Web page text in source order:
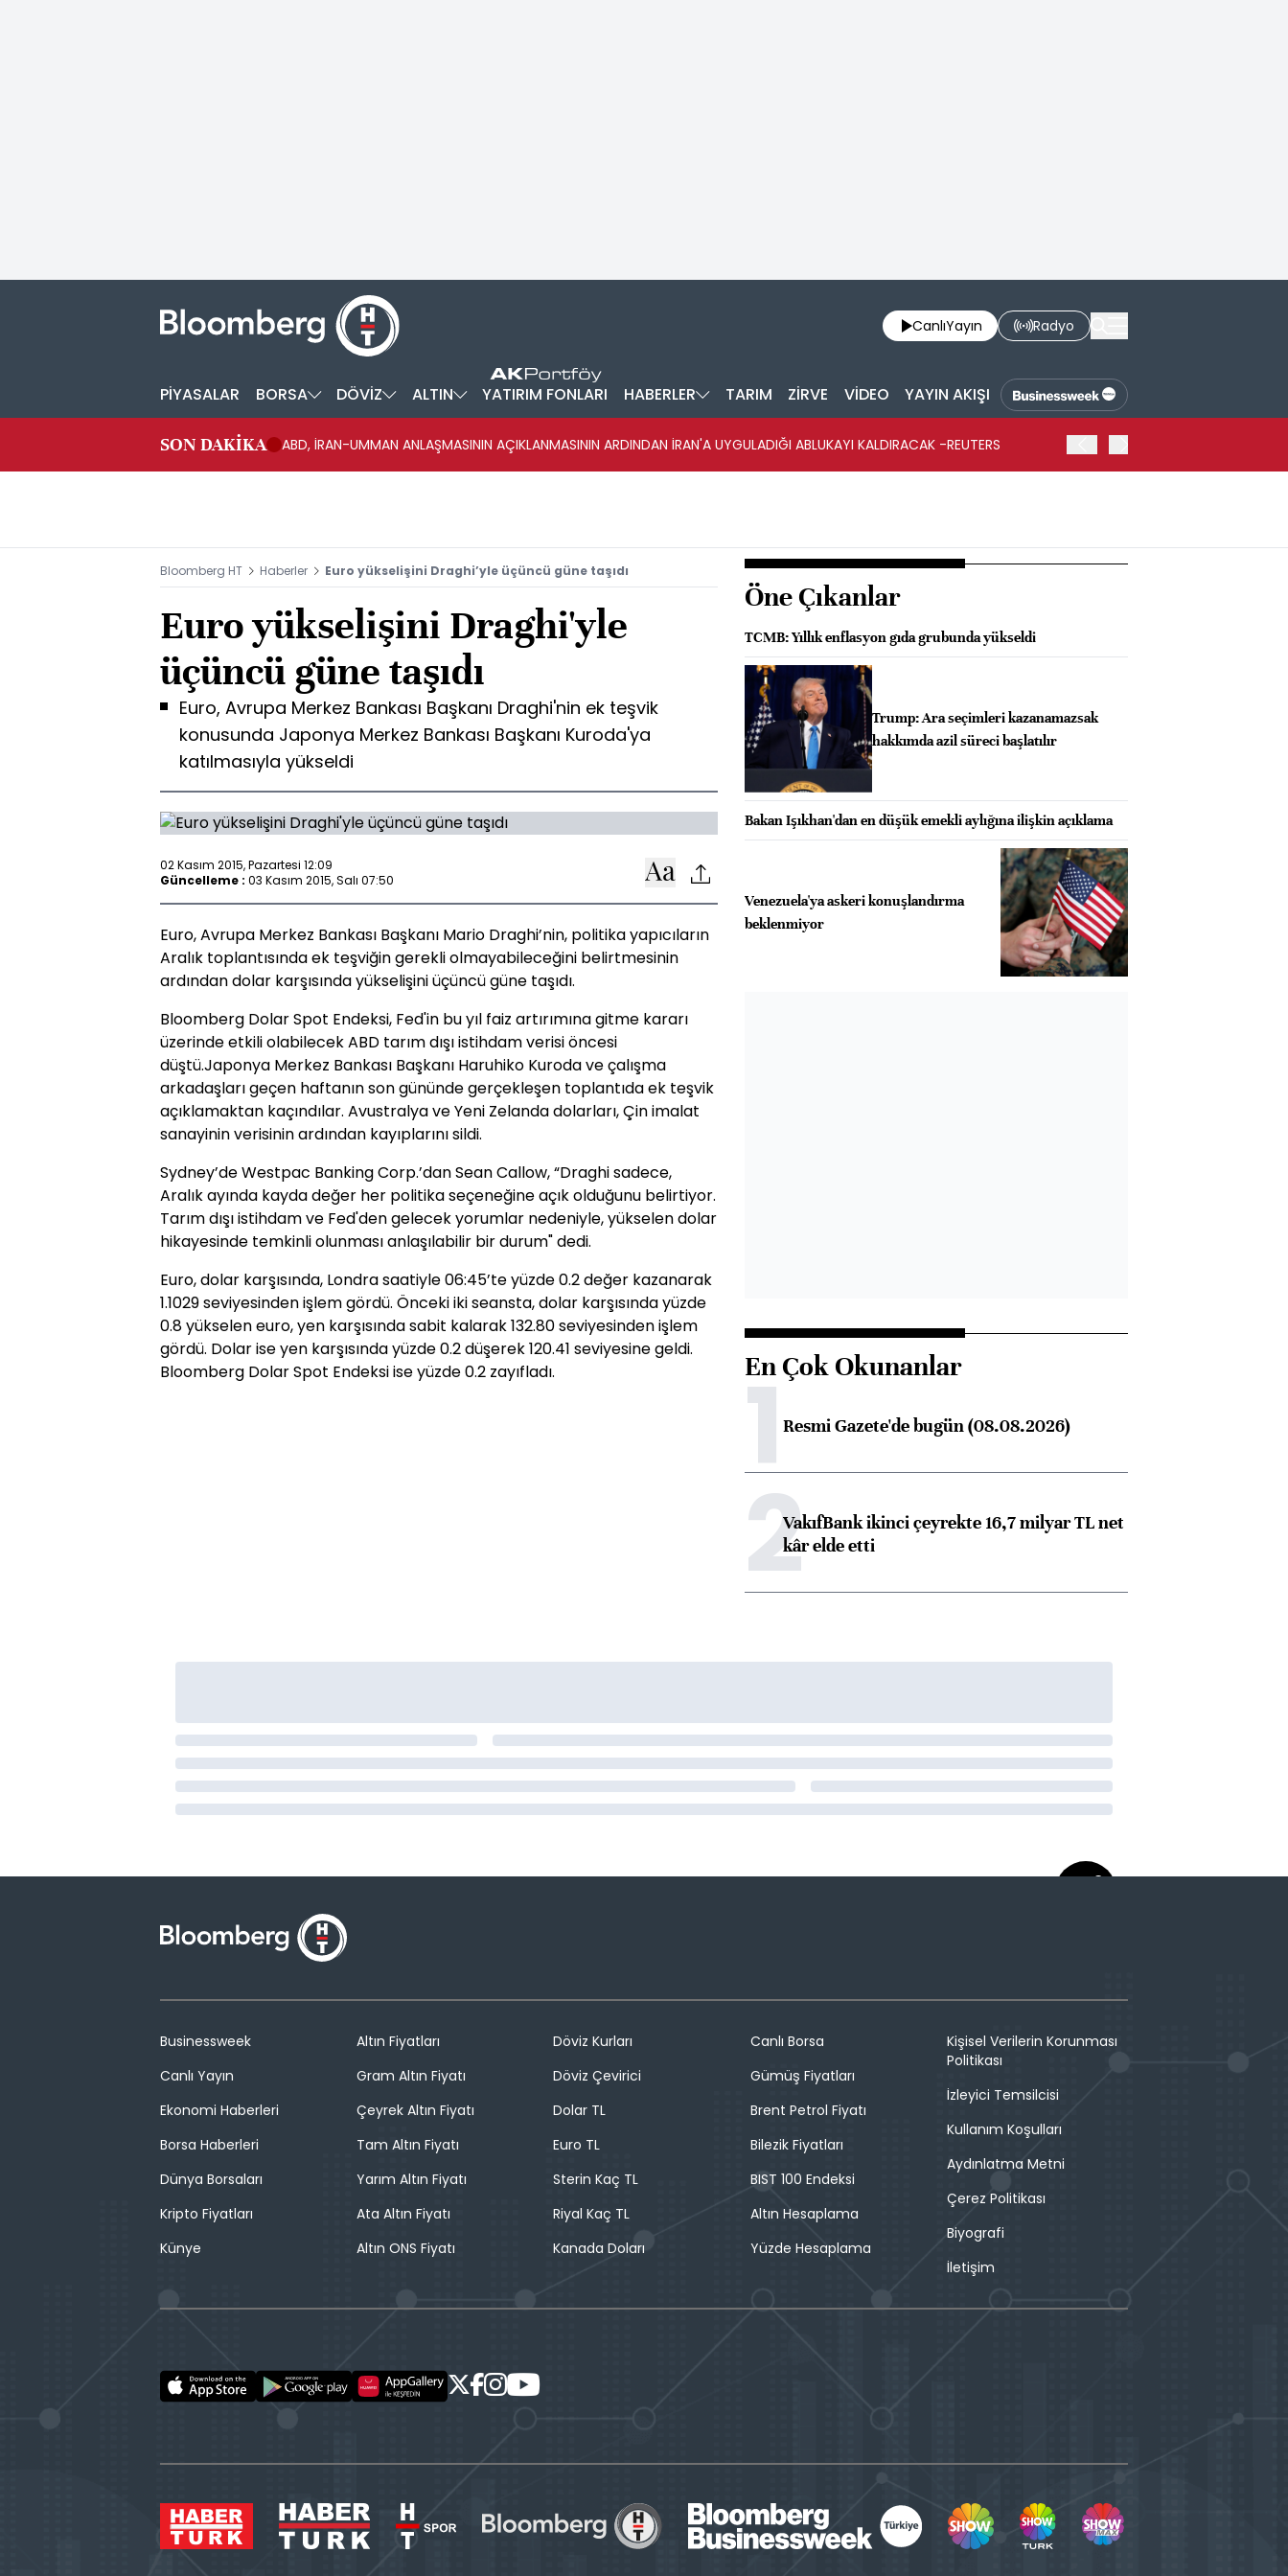
CanlıYayın Radyo
PİYASALAR BORSA DÖVİZ ALTIN YATIRIM FONLARI HABERLER TARIM ZİRVE VİDEO YAYIN AKIŞI
SON DAKİKA ABD, İRAN-UMMAN ANLAŞMASININ AÇIKLANMASININ ARDINDAN İRAN'A UYGULADIĞI ABLUKAYI KALDIRACAK -REUTERS
Bloomberg HT Haberler Euro yükselişini Draghi’yle üçüncü güne taşıdı
Euro yükselişini Draghi'yle
üçüncü güne taşıdı
Euro, Avrupa Merkez Bankası Başkanı Draghi'nin ek teşvik
konusunda Japonya Merkez Bankası Başkanı Kuroda'ya
katılmasıyla yükseldi
02 Kasım 2015, Pazartesi 12:09
Güncelleme : 03 Kasım 2015, Salı 07:50
Euro, Avrupa Merkez Bankası Başkanı Mario Draghi’nin, politika yapıcıların
Aralık toplantısında ek teşviğin gerekli olmayabileceğini belirtmesinin
ardından dolar karşısında yükselişini üçüncü güne taşıdı.
Bloomberg Dolar Spot Endeksi, Fed'in bu yıl faiz artırımına gitme kararı
üzerinde etkili olabilecek ABD tarım dışı istihdam verisi öncesi
düştü.Japonya Merkez Bankası Başkanı Haruhiko Kuroda ve çalışma
arkadaşları geçen haftanın son gününde gerçekleşen toplantıda ek teşvik
açıklamaktan kaçındılar. Avustralya ve Yeni Zelanda dolarları, Çin imalat
sanayinin verisinin ardından kayıplarını sildi.
Sydney’de Westpac Banking Corp.’dan Sean Callow, “Draghi sadece,
Aralık ayında kayda değer her politika seçeneğine açık olduğunu belirtiyor.
Tarım dışı istihdam ve Fed'den gelecek yorumlar nedeniyle, yükselen dolar
hikayesinde temkinli olunması anlaşılabilir bir durum" dedi.
Euro, dolar karşısında, Londra saatiyle 06:45’te yüzde 0.2 değer kazanarak
1.1029 seviyesinden işlem gördü. Önceki iki seansta, dolar karşısında yüzde
0.8 yükselen euro, yen karşısında sabit kalarak 132.80 seviyesinden işlem
gördü. Dolar ise yen karşısında yüzde 0.2 düşerek 120.41 seviyesine geldi.
Bloomberg Dolar Spot Endeksi ise yüzde 0.2 zayıfladı.
Öne Çıkanlar
TCMB: Yıllık enflasyon gıda grubunda yükseldi
Trump: Ara seçimleri kazanamazsak
hakkımda azil süreci başlatılır
Bakan Işıkhan'dan en düşük emekli aylığına ilişkin açıklama
Venezuela'ya askeri konuşlandırma
beklenmiyor
En Çok Okunanlar
1Resmi Gazete'de bugün (08.08.2026)
2VakıfBank ikinci çeyrekte 16,7 milyar TL net
kâr elde etti
Businessweek
Canlı Yayın
Ekonomi Haberleri
Borsa Haberleri
Dünya Borsaları
Kripto Fiyatları
Künye
Altın Fiyatları
Gram Altın Fiyatı
Çeyrek Altın Fiyatı
Tam Altın Fiyatı
Yarım Altın Fiyatı
Ata Altın Fiyatı
Altın ONS Fiyatı
Döviz Kurları
Döviz Çevirici
Dolar TL
Euro TL
Sterin Kaç TL
Riyal Kaç TL
Kanada Doları
Canlı Borsa
Gümüş Fiyatları
Brent Petrol Fiyatı
Bilezik Fiyatları
BIST 100 Endeksi
Altın Hesaplama
Yüzde Hesaplama
Kişisel Verilerin Korunması
Politikası
İzleyici Temsilcisi
Kullanım Koşulları
Aydınlatma Metni
Çerez Politikası
Biyografi
İletişim